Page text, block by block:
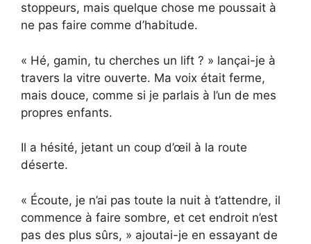
stoppeurs, mais quelque chose me poussait à
ne pas faire comme d’habitude.
« Hé, gamin, tu cherches un lift ? » lançai-je à
travers la vitre ouverte. Ma voix était ferme,
mais douce, comme si je parlais à l’un de mes
propres enfants.
Il a hésité, jetant un coup d’œil à la route
déserte.
« Écoute, je n’ai pas toute la nuit à t’attendre, il
commence à faire sombre, et cet endroit n’est
pas des plus sûrs, » ajoutai-je en essayant de